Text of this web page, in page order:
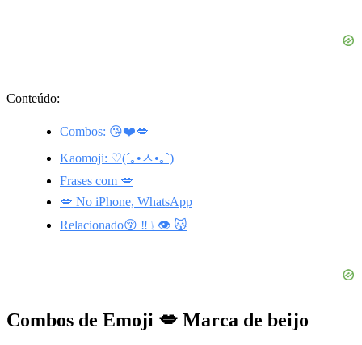
Conteúdo:
Combos: 😘❤️💋
Kaomoji: ♡(´｡•ㅅ•｡`)
Frases com 💋
💋 No iPhone, WhatsApp
Relacionado😚 ‼️ ❕ 👁️ 😽
Combos de Emoji 💋 Marca de beijo